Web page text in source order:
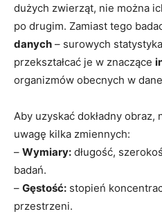
dużych zwierząt, nie można
po drugim. Zamiast tego
danych – surowych
przekształcać je w znaczące
organizmów obecnych w
Aby uzyskać dokładny
uwagę kilka zmiennych:
– Wymiary: długość,
badań.
– Gęstość: stopień
przestrzeni.